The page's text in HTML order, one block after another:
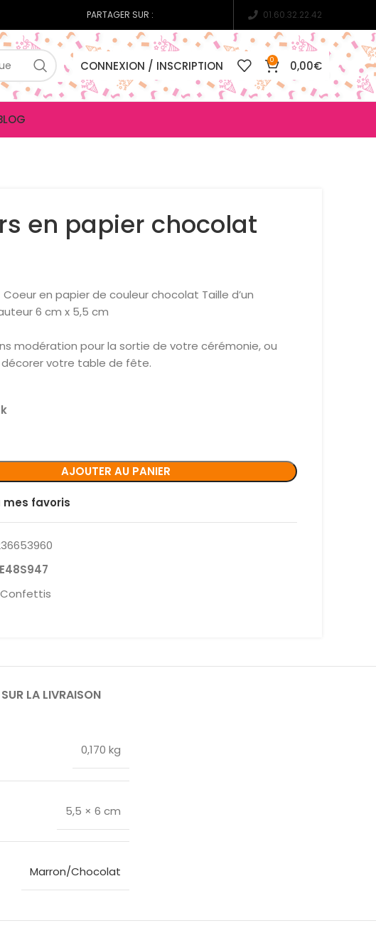
PARTAGER SUR : 01.60.32.22.42
CONNEXION / INSCRIPTION 0 0,00€
en papier chocolat
Coeur en papier de couleur chocolat Taille d’un
6 cm x 5,5 cm
modération pour la sortie de votre cérémonie, ou
votre table de fête.
AJOUTER AU PANIER
mes favoris
Confettis
LA LIVRAISON
0,170 kg
5,5 × 6 cm
Marron/Chocolat